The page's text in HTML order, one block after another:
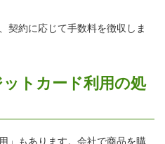
契約に応じて手数料を徴収しま
トカード利用の処
」もあります。会社で商品を購